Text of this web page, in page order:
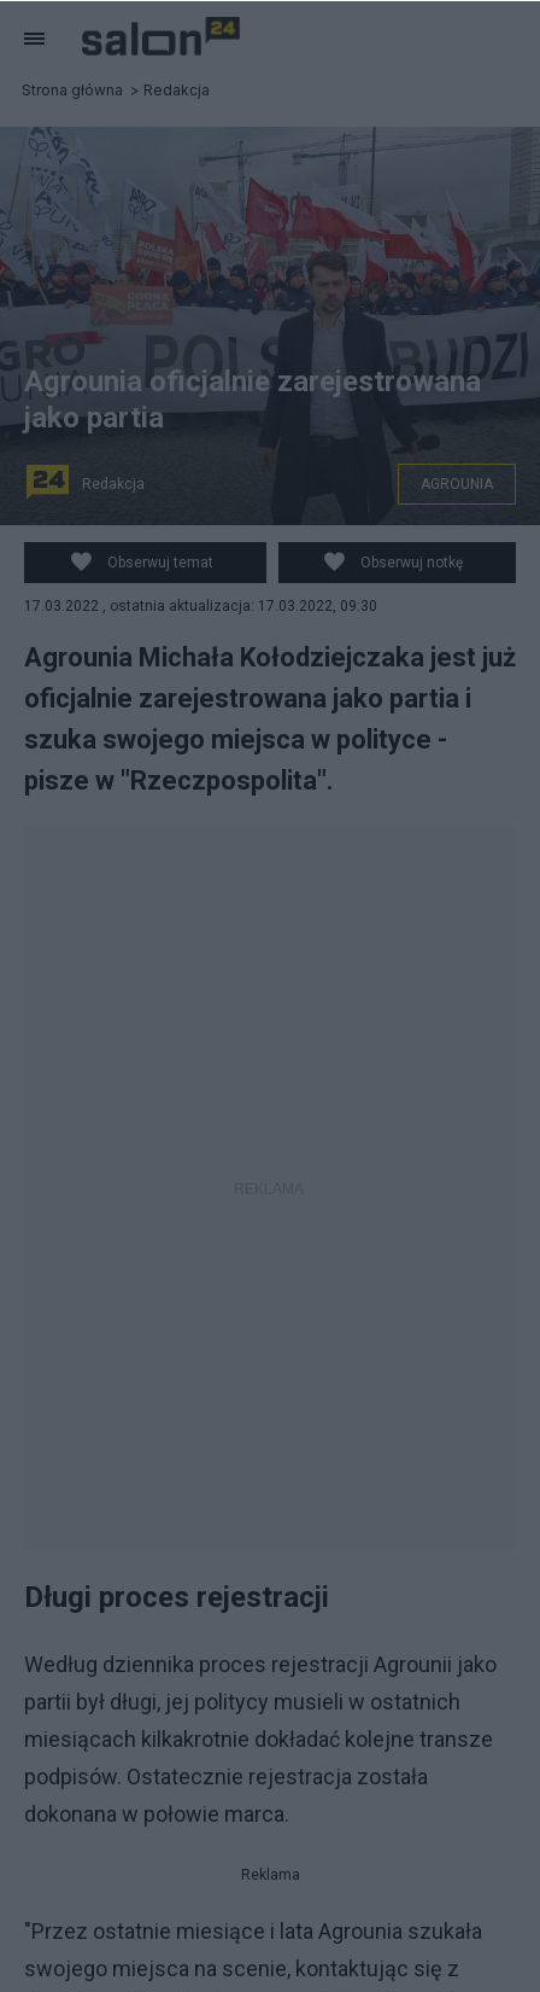
Strona główna Redakcja
fot. Facebook/Agrounia
Agrounia oficjalnie zarejestrowana
jako partia
Redakcja AGROUNIA
Obserwuj temat Obserwuj notkę
17.03.2022 , ostatnia aktualizacja: 17.03.2022, 09:30
Agrounia Michała Kołodziejczaka jest już
oficjalnie zarejestrowana jako partia i
szuka swojego miejsca w polityce -
pisze w "Rzeczpospolita".
Długi proces rejestracji
Według dziennika proces rejestracji Agrounii jako
partii był długi, jej politycy musieli w ostatnich
miesiącach kilkakrotnie dokładać kolejne transze
podpisów. Ostatecznie rejestracja została
dokonana w połowie marca.
Reklama
"Przez ostatnie miesiące i lata Agrounia szukała
swojego miejsca na scenie, kontaktując się z